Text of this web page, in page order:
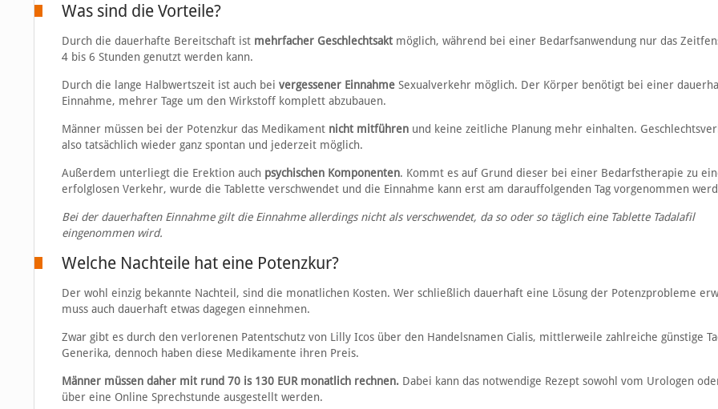
Was sind die Vorteile?
Durch die dauerhafte Bereitschaft ist mehrfacher Geschlechtsaktmöglich, während bei einer Bedarfsanwendung nur das
4 bis 6 Stunden genutzt werden kann.
Durch die lange Halbwertszeit ist auch bei vergessener EinnahmeSexualverkehr möglich. Der Körper benötigt bei einer
Einnahme, mehrer Tage um den Wirkstoff komplett abzubauen.
Männer müssen bei der Potenzkur das Medikament nicht mitführenund keine zeitliche Planung mehr einhalten.
also tatsächlich wieder ganz spontan und jederzeit möglich.
Außerdem unterliegt die Erektion auch psychischen Komponenten. Kommt es auf Grund dieser bei einer Bedarfstherapie zu
erfolglosen Verkehr, wurde die Tablette verschwendet und die Einnahme kann erst am darauffolgenden Tag vorgenommen
Bei der dauerhaften Einnahme gilt die Einnahme allerdings nicht als verschwendet, da so oder so täglich eine Tablette Tadalafil
eingenommen wird.
Welche Nachteile hat eine Potenzkur?
Der wohl einzig bekannte Nachteil, sind die monatlichen Kosten. Wer schließlich dauerhaft eine Lösung der Potenzprobleme
muss auch dauerhaft etwas dagegen einnehmen.
Zwar gibt es durch den verlorenen Patentschutz von Lilly Icos über den Handelsnamen Cialis, mittlerweile zahlreiche günstige
Generika, dennoch haben diese Medikamente ihren Preis.
Männer müssen daher mit rund 70 is 130 EUR monatlich rechnen.Dabei kann das notwendige Rezept sowohl vom Urologen
über eine Online Sprechstunde ausgestellt werden.